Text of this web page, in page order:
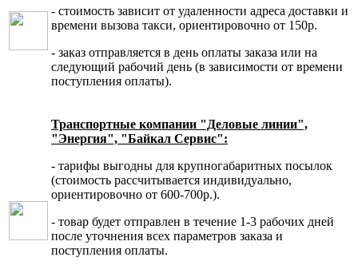
- стоимость зависит от удаленности адреса доставки и
времени вызова такси, ориентировочно от 150р.
- заказ отправляется в день оплаты заказа или на
следующий рабочий день (в зависимости от времени
поступления оплаты).
Транспортные компании "Деловые линии",
"Энергия", "Байкал Сервис":
- тарифы выгодны для крупногабаритных посылок
(стоимость рассчитывается индивидуально,
ориентировочно от 600-700р.).
- товар будет отправлен в течение 1-3 рабочих дней
после уточнения всех параметров заказа и
поступления оплаты.